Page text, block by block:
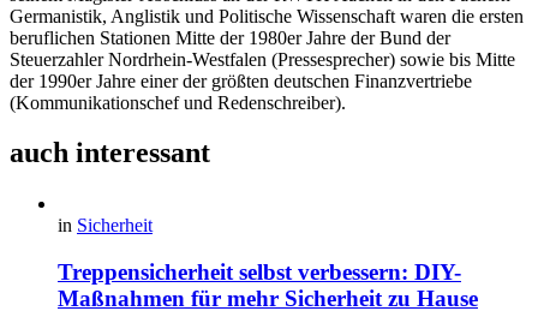
Germanistik, Anglistik und Politische Wissenschaft waren die ersten
beruflichen Stationen Mitte der 1980er Jahre der Bund der
Steuerzahler Nordrhein-Westfalen (Pressesprecher) sowie bis Mitte
der 1990er Jahre einer der größten deutschen Finanzvertriebe
(Kommunikationschef und Redenschreiber).
auch interessant
in Sicherheit
Treppensicherheit selbst verbessern: DIY-
Maßnahmen für mehr Sicherheit zu Hause